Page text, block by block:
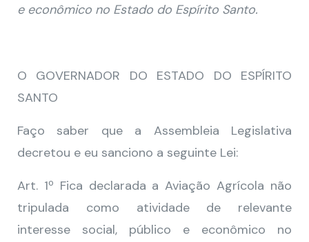
e econômico no Estado do Espírito Santo.
O GOVERNADOR DO ESTADO DO ESPÍRITO
SANTO
Faço saber que a Assembleia Legislativa
decretou e eu sanciono a seguinte Lei:
Art. 1º Fica declarada a Aviação Agrícola não
tripulada como atividade de relevante
interesse social, público e econômico no